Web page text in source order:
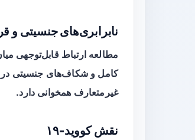
نابرابری‌های جنسیتی و
مطالعه ارتباط قابل‌توجهی
کامل و شکاف‌های جنسیتی در
غیرمتعارف همخوانی دارد.
نقش کووید-۱۹